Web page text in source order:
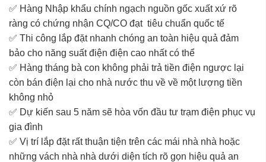
✅ Hàng Nhập khẩu chính ngạch nguồn gốc xuất xứ rõ
ràng có chứng nhận CQ/CO đạt tiêu chuẩn quốc tế
✅ Thi công lắp đặt nhanh chóng an toàn hiệu quả đảm
bảo cho năng suất điện điện cao nhất có thể
✅ Hàng tháng bà con không phải trả tiền điện ngược lại
còn bán điện lại cho nhà nước thu về về một lượng tiền
không nhỏ
✅ Dự kiến sau 5 năm sẽ hòa vốn đầu tư trạm điện phục vụ
gia đình
✅ Vị trí lắp đặt rất thuận tiện trên các mái nhà nhà hoặc
những vách nhà nhà dưới diện tích rõ gọn hiệu quả an